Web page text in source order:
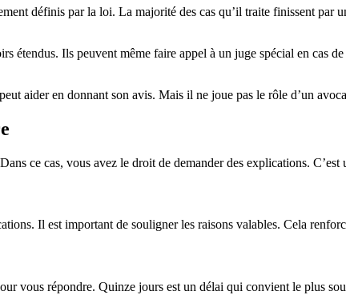
définis par la loi. La majorité des cas qu’il traite finissent par
étendus. Ils peuvent même faire appel à un juge spécial en cas
aider en donnant son avis. Mais il ne joue pas le rôle d’un
ce cas, vous avez le droit de demander des explications.
Il est important de souligner les raisons valables. Cela
vous répondre. Quinze jours est un délai qui convient le plus